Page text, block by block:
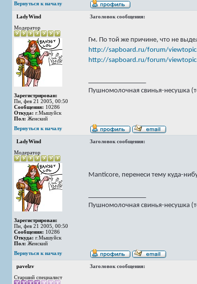
Вернуться к началу
LadyWind Заголовок сообщения:
Модератор
Зарегистрирован:
Пн, фев 21 2005, 00:50
Сообщения: 10286
Откуда: г.Мышуйск
Пол: Женский
Гм. По той же причине, что не
http://sapboard.ru/forum/
http://sapboard.ru/forum/
Пушномолочная свинья-несушка
Вернуться к началу
LadyWind Заголовок сообщения:
Модератор
Зарегистрирован:
Пн, фев 21 2005, 00:50
Сообщения: 10286
Откуда: г.Мышуйск
Пол: Женский
Manticore, перенеси тему куда-
Пушномолочная свинья-несушка
Вернуться к началу
pavelzv Заголовок сообщения:
Старший специалист